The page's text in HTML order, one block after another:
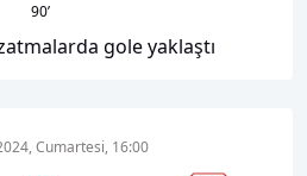
90’
gole yaklaştı
Cumartesi, 16:00